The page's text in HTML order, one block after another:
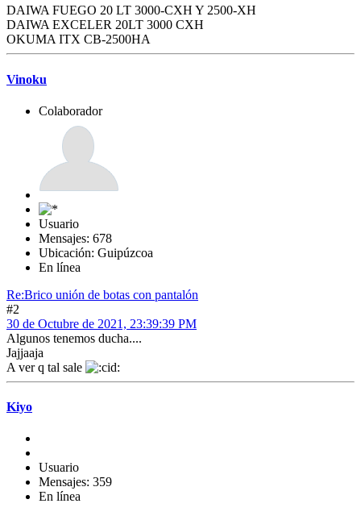
DAIWA FUEGO 20 LT 3000-CXH Y 2500-XH
DAIWA EXCELER 20LT 3000 CXH
OKUMA ITX CB-2500HA
Vinoku
Colaborador
Usuario
Mensajes: 678
Ubicación: Guipúzcoa
En línea
Re:Brico unión de botas con pantalón
#2
30 de Octubre de 2021, 23:39:39 PM
Algunos tenemos ducha....
Jajjaaja
A ver q tal sale
Kiyo
Usuario
Mensajes: 359
En línea